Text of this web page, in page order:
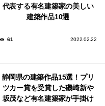
代表する有名建築家の美しい
建築作品10選
61 2022.02.22
静岡県の建築作品15選！プリ
ツカー賞を受賞した磯崎新や
坂茂など有名建築家が手掛け